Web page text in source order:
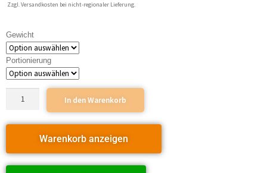
Zzgl. Versandkosten bei nicht-regionaler Lieferung.
Gewicht
Portionierung
In den Warenkorb
Warenkorb anzeigen